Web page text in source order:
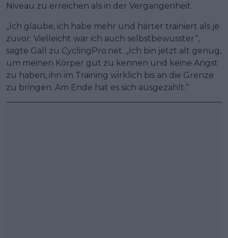
Niveau zu erreichen als in der Vergangenheit.
„Ich glaube, ich habe mehr und härter trainiert als je
zuvor. Vielleicht war ich auch selbstbewusster“,
sagte Gall zu CyclingPro.net. „Ich bin jetzt alt genug,
um meinen Körper gut zu kennen und keine Angst
zu haben, ihn im Training wirklich bis an die Grenze
zu bringen. Am Ende hat es sich ausgezahlt.“